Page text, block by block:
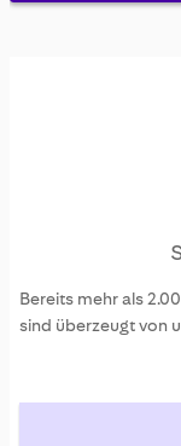
Bereits mehr als
sind überzeugt von